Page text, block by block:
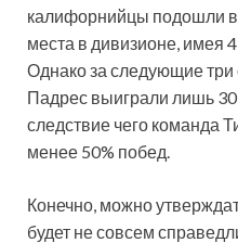
калифорнийцы подошли в
места в дивизионе, имея
Однако за следующие
Падрес выиграли лишь
следствие чего команда
менее 50% побед.
Конечно, можно
будет не совсем